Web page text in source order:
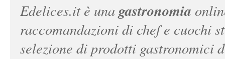
Edelices.itè una gastronomia
raccomandazioni di chef e cuochi
selezione di prodotti gastronomici